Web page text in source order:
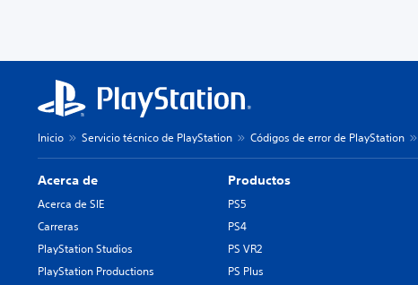
Inicio Servicio técnico de PlayStation Códigos de error de PlayStation
Acerca de
Acerca de SIE
Carreras
PlayStation Studios
PlayStation Productions
Productos
PS5
PS4
PS VR2
PS Plus